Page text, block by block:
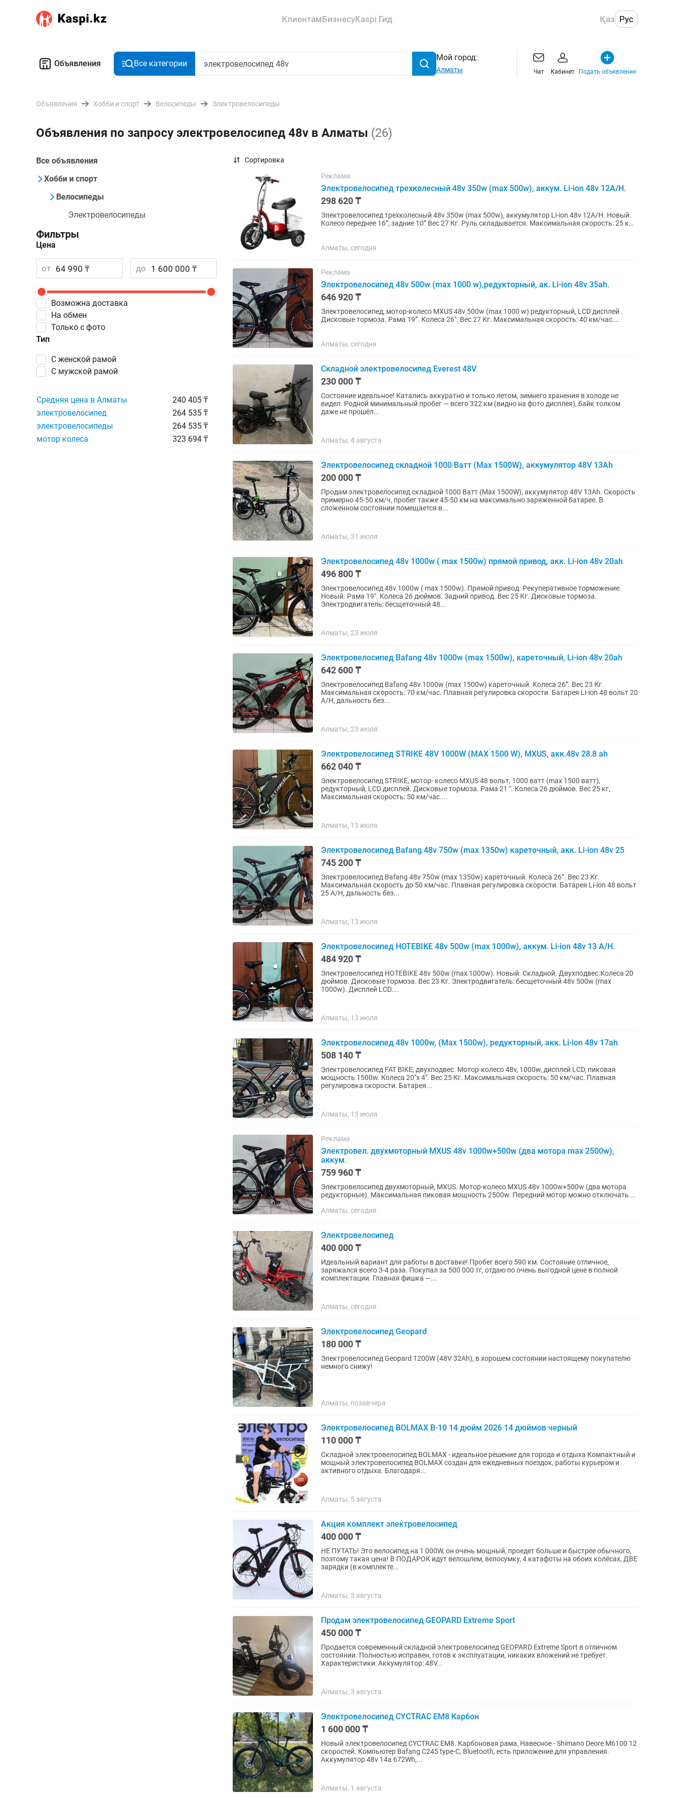
КлиентамБизнесуKaspi Гид Қаз Рус
Объявления Все категории
Мой город:
Алматы Чат Кабинет Подать объявление
Объявления Хобби и спорт Велосипеды Электровелосипеды
Объявления по запросу электровелосипед 48v в Алматы (26)
Все объявления
Хобби и спорт
Велосипеды
Электровелосипеды
Фильтры
Цена
от до
Возможна доставка
Тип
с женской рамой
с мужской рамой
На обмен
Только с фото
Средняя цена в Алматы
240 405 ₸
электровелосипед
264 535 ₸
электровелосипеды
264 535 ₸
мотор колеса
323 694 ₸
Сортировка
Реклама
Электровелосипед трехколесный 48v 350w (max 500w), аккум. Li-ion 48v 12A/H.
298 620 ₸
Электровелосипед трехколесный 48v 350w (max 500w), аккумулятор Li-ion 48v 12A/H. Новый.
Колесо переднее 16”, задние 10” Вес 27 Кг. Руль складывается. Максимальная скорость: 25 км/
Алматы, сегодня
Реклама
Электровелосипед 48v 500w (max 1000 w),редукторный, ак. Li-ion 48v 35ah.
646 920 ₸
Электровелосипед, мотор-колесо MXUS 48v 500w (max 1000 w) редукторный, LCD дисплей .
Дисковые тормоза. Рама 19”. Колеса 26". Вес 27 Кг. Максимальная скорость: 40 км/час.
Алматы, сегодня
Складной электровелосипед Everest 48V
230 000 ₸
Состояние идеальное! Катались аккуратно и только летом, зимнего хранения в холоде не
видел. Родной минимальный пробег — всего 322 км (видно на фото дисплея), байк толком
даже не прошёл...
Алматы, 4 августа
Электровелосипед складной 1000 Ватт (Max 1500W), аккумулятор 48V 13Ah
200 000 ₸
Продам электровелосипед складной 1000 Ватт (Max 1500W), аккумулятор 48V 13Ah. Скорость
примерно 45-50 км/ч, пробег также 45-50 км на максимально заряженной батарее. В
сложенном состоянии помещается в...
Алматы, 31 июля
Электровелосипед 48v 1000w ( max 1500w) прямой привод, акк. Li-ion 48v 20ah
496 800 ₸
Электровелосипед 48v 1000w ( max 1500w). Прямой привод. Рекуперативное торможение.
Новый. Рама 19". Колеса 26 дюймов. Задний привод. Вес 25 Кг. Дисковые тормоза.
Электродвигатель: бесщеточный 48...
Алматы, 23 июля
Электровелосипед Bafang 48v 1000w (max 1500w), кареточный, Li-ion 48v 20ah
642 600 ₸
Электровелосипед Bafang 48v 1000w (max 1500w) кареточный. Колеса 26”. Вес 23 Кг.
Максимальная скорость: 70 км/час. Плавная регулировка скорости. Батарея Li-ion 48 вольт 20
A/H, дальность без...
Алматы, 23 июля
Электровелосипед STRIKE 48V 1000W (MAX 1500 W), MXUS, акк.48v 28.8 ah
662 040 ₸
Электровелосипед STRIKE, мотор- колесо MXUS 48 вольт, 1000 ватт (max 1500 ватт),
редукторный, LCD дисплей. Дисковые тормоза. Рама 21 ". Колеса 26 дюймов. Вес 25 кг,
Максимальная скорость: 50 км/час....
Алматы, 13 июля
Электровелосипед Bafang 48v 750w (max 1350w) кареточный, акк. Li-ion 48v 25
745 200 ₸
Электровелосипед Bafang 48v 750w (max 1350w) кареточный. Колеса 26”. Вес 23 Кг.
Максимальная скорость до 50 км/час. Плавная регулировка скорости. Батарея Li-ion 48 вольт
25 A/H, дальность без...
Алматы, 13 июля
Электровелосипед HOTEBIKE 48v 500w (max 1000w), аккум. Li-ion 48v 13 A/H.
484 920 ₸
Электровелосипед HOTEBIKE 48v 500w (max 1000w). Новый. Складной. Двухподвес.Колеса 20
дюймов. Дисковые тормоза. Вес 23 Кг. Электродвигатель: бесщеточный 48v 500w (max
1000w). Дисплей LCD....
Алматы, 13 июля
Электровелосипед 48v 1000w, (Max 1500w), редукторный, акк. Li-ion 48v 17ah
508 140 ₸
Электровелосипед FAT BIKE, двухподвес. Mотор-колесо 48v, 1000w, дисплей LCD, пиковая
мощность 1500w. Колеса 20"x 4". Вес 25 Кг. Максимальная скорость: 50 км/час. Плавная
регулировка скорости. Батарея...
Алматы, 13 июля
Реклама
Электровел. двухмоторный MXUS 48v 1000w+500w (два мотора max 2500w),
аккум.
759 960 ₸
Электровелосипед двухмоторный, MXUS. Мотор-колесо MXUS 48v 1000w+500w (два мотора
редукторные). Максимальная пиковая мощность 2500w. Передний мотор можно отключать.
Алматы, сегодня
Электровелосипед
400 000 ₸
Идеальный вариант для работы в доставке! Пробег всего 590 км. Состояние отличное,
заряжался всего 3-4 раза. Покупал за 500 000 тг, отдаю по очень выгодной цене в полной
комплектации. Главная фишка —...
Алматы, сегодня
Электровелосипед Geopard
180 000 ₸
Электровелосипед Geopard 1200W (48V 32Ah), в хорошем состоянии настоящему покупателю
немного снижу!
Алматы, позавчера
Электровелосипед BOLMAX B-10 14 дюйм 2026 14 дюймов черный
110 000 ₸
Складной электровелосипед BOLMAX - идеальное решение для города и отдыха Компактный и
мощный электровелосипед BOLMAX создан для ежедневных поездок, работы курьером и
активного отдыха. Благодаря...
Алматы, 5 августа
Акция комплект электровелосипед
400 000 ₸
НЕ ПУТАТЬ! Это велосипед на 1 000W, он очень мощный, проедет больше и быстрее обычного,
поэтому такая цена! В ПОДАРОК идут велошлем, велосумку, 4 катафоты на обоих колёсах, ДВЕ
зарядки (в комплекте...
Алматы, 3 августа
Продам электровелосипед GEOPARD Extreme Sport
450 000 ₸
Продается современный складной электровелосипед GEOPARD Extreme Sport в отличном
состоянии. Полностью исправен, готов к эксплуатации, никаких вложений не требует.
Характеристики: Аккумулятор: 48V...
Алматы, 3 августа
Электровелосипед CYCTRAC EM8 Карбон
1 600 000 ₸
Новый электровелосипед CYCTRAC EM8. Карбоновая рама, Навесное - Shimano Deore М6100 12
скоростей. Компьютер Bafang С245 type-C, Bluetooth, есть приложение для управления.
Аккумулятор 48v 14a 672Wh,...
Алматы, 1 августа